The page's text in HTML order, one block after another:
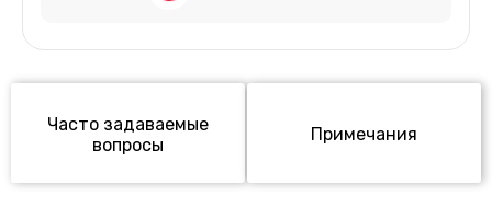
Часто задаваемые
вопросы
Примечания